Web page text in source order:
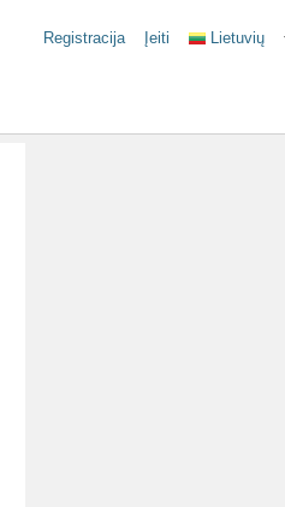
Registracija Įeiti Lietuvių